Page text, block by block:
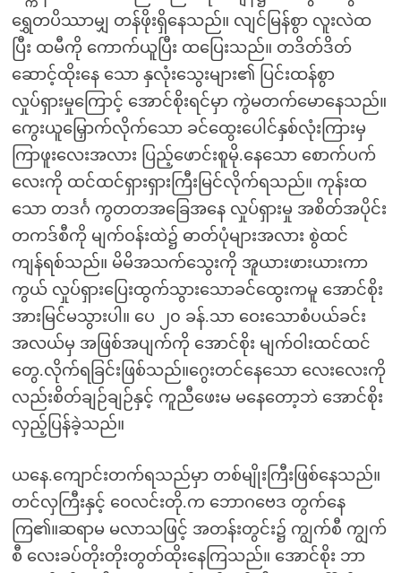
ရွှေတပိဿာမျှ တန်ဖိုးရှိနေသည်။ လျင်မြန်စွာ လူးလဲထ
ပြီး ထမီကို ကောက်ယူပြီး ထပြေးသည်။ တဒိတ်ဒိတ်
ဆောင့်ထိုးနေ သော နှလုံးသွေးများ၏ ပြင်းထန်စွာ
လှုပ်ရှားမှုကြောင့် အောင်စိုးရင်မှာ ကွဲမတက်မောနေသည်။
ကွေးယူမြှောက်လိုက်သော ခင်ထွေးပေါင်နှစ်လုံးကြားမှ
ကြာဖူးလေးအလား ပြည့်ဖောင်းစူမို.နေသော စောက်ပက်
လေးကို ထင်ထင်ရှားရှားကြီးမြင်လိုက်ရသည်။ ကုန်းထ
သော တဒင်္ဂ ကွတတအခြေအနေ လှုပ်ရှားမှု အစိတ်အပိုင်း
တကဒ်စီကို မျက်ဝန်းထဲ၌ ဓာတ်ပုံများအလား စွဲထင်
ကျန်ရစ်သည်။ မိမိအသက်သွေးကို အူယားဖားယားကာ
ကွယ် လှုပ်ရှားပြေးထွက်သွားသောခင်ထွေးကမူ အောင်စိုး
အားမြင်မသွားပါ။ ပေ ၂၀ ခန်.သာ ဝေးသောစံပယ်ခင်း
အလယ်မှ အဖြစ်အပျက်ကို အောင်စိုး မျက်ဝါးထင်ထင်
တွေ.လိုက်ရခြင်းဖြစ်သည်။ဂွေးတင်နေသော လေးလေးကို
လည်းစိတ်ချဉ်ချဉ်နှင့် ကူညီဖေးမ မနေတော့ဘဲ အောင်စိုး
လှည့်ပြန်ခဲ့သည်။
ယနေ.ကျောင်းတက်ရသည်မှာ တစ်မျိုးကြီးဖြစ်နေသည်။
တင်လှကြီးနှင့် ဝေလင်းတို.က ဘောဂဗေဒ တွက်နေ
ကြ၏။ဆရာမ မလာသဖြင့် အတန်းတွင်း၌ ကျွက်စီ ကျွက်
စီ လေးခပ်တိုးတိုးတွတ်ထိုးနေကြသည်။ အောင်စိုး ဘာ